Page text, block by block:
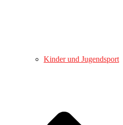
Kinder und Jugendsport